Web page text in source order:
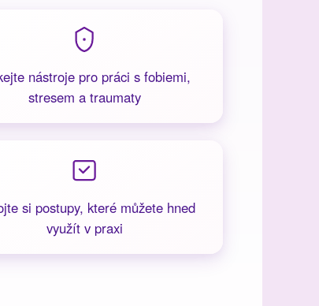
nástroje pro práci s fobiemi,
stresem a traumaty
si postupy, které můžete hned
využít v praxi